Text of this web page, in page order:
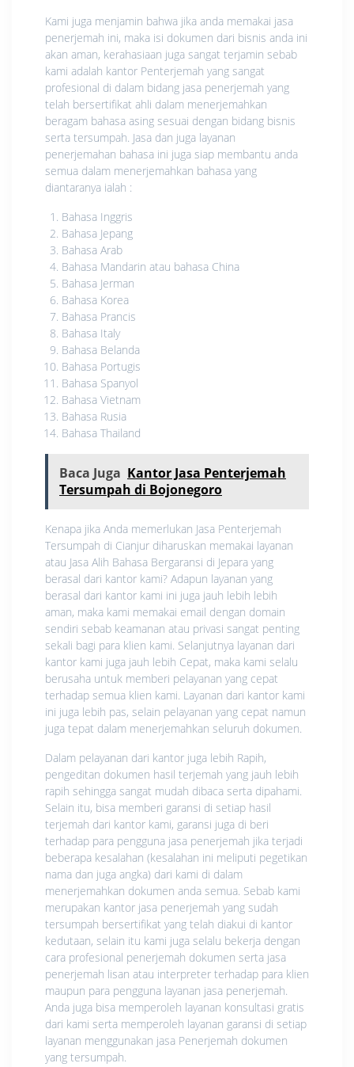
Kami juga menjamin bahwa jika anda memakai jasa
penerjemah ini, maka isi dokumen dari bisnis anda ini
akan aman, kerahasiaan juga sangat terjamin sebab
kami adalah kantor Penterjemah yang sangat
profesional di dalam bidang jasa penerjemah yang
telah bersertifikat ahli dalam menerjemahkan
beragam bahasa asing sesuai dengan bidang bisnis
serta tersumpah. Jasa dan juga layanan
penerjemahan bahasa ini juga siap membantu anda
semua dalam menerjemahkan bahasa yang
diantaranya ialah :
Bahasa Inggris
Bahasa Jepang
Bahasa Arab
Bahasa Mandarin atau bahasa China
Bahasa Jerman
Bahasa Korea
Bahasa Prancis
Bahasa Italy
Bahasa Belanda
Bahasa Portugis
Bahasa Spanyol
Bahasa Vietnam
Bahasa Rusia
Bahasa Thailand
Baca Juga Kantor Jasa Penterjemah
Tersumpah di Bojonegoro
Kenapa jika Anda memerlukan Jasa Penterjemah
Tersumpah di Cianjur diharuskan memakai layanan
atau Jasa Alih Bahasa Bergaransi di Jepara yang
berasal dari kantor kami? Adapun layanan yang
berasal dari kantor kami ini juga jauh lebih lebih
aman, maka kami memakai email dengan domain
sendiri sebab keamanan atau privasi sangat penting
sekali bagi para klien kami. Selanjutnya layanan dari
kantor kami juga jauh lebih Cepat, maka kami selalu
berusaha untuk memberi pelayanan yang cepat
terhadap semua klien kami. Layanan dari kantor kami
ini juga lebih pas, selain pelayanan yang cepat namun
juga tepat dalam menerjemahkan seluruh dokumen.
Dalam pelayanan dari kantor juga lebih Rapih,
pengeditan dokumen hasil terjemah yang jauh lebih
rapih sehingga sangat mudah dibaca serta dipahami.
Selain itu, bisa memberi garansi di setiap hasil
terjemah dari kantor kami, garansi juga di beri
terhadap para pengguna jasa penerjemah jika terjadi
beberapa kesalahan (kesalahan ini meliputi pegetikan
nama dan juga angka) dari kami di dalam
menerjemahkan dokumen anda semua. Sebab kami
merupakan kantor jasa penerjemah yang sudah
tersumpah bersertifikat yang telah diakui di kantor
kedutaan, selain itu kami juga selalu bekerja dengan
cara profesional penerjemah dokumen serta jasa
penerjemah lisan atau interpreter terhadap para klien
maupun para pengguna layanan jasa penerjemah.
Anda juga bisa memperoleh layanan konsultasi gratis
dari kami serta memperoleh layanan garansi di setiap
layanan menggunakan jasa Penerjemah dokumen
yang tersumpah.